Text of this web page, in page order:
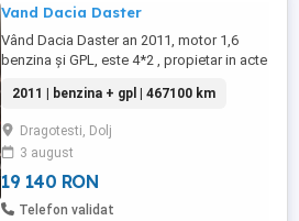
Vand Dacia Daster
Vând Dacia Daster an 2011, motor 1,6
benzina și GPL, este 4*2 , propietar in acte
mașină merge foarte bine atât pe benzina
cât și pe GPL, preț 3650 euro ușor
negociabil , mai multe detalii la tel. .
2011 | benzina + gpl | 467100 km
Dragotesti, Dolj
3 august
19 140 RON
Telefon validat